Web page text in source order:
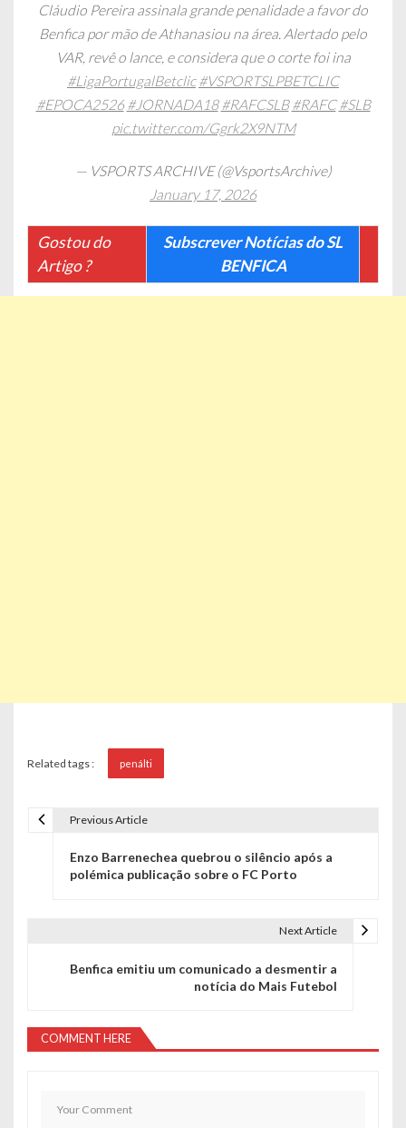
Cláudio Pereira assinala grande penalidade a favor do
Benfica por mão de Athanasiou na área. Alertado pelo
VAR, revê o lance, e considera que o corte foi ina
#LigaPortugalBetclic #VSPORTSLPBETCLIC
#EPOCA2526 #JORNADA18 #RAFCSLB #RAFC #SLB
pic.twitter.com/Ggrk2X9NTM
— VSPORTS ARCHIVE (@VsportsArchive)
January 17, 2026
Gostou do
Artigo ?
Subscrever Notícias do SL
BENFICA
Related tags : penálti
ç
Previous Article
Enzo Barrenechea quebrou o silêncio após a
polémica publicação sobre o FC Porto
Next Article
Benfica emitiu um comunicado a desmentir a
notícia do Mais Futebol
COMMENT HERE